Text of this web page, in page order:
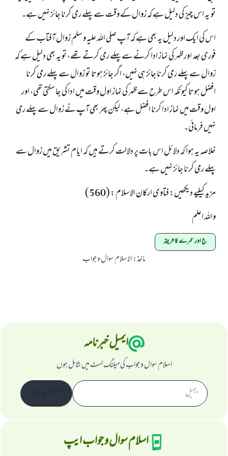
تو یہ اس چیز کی دلیل ہے کہ زوال کے وقت سے پہلے رمی کرنا جائز نہیں ہے۔
اس کی ایک اور دلیل یہ بھی ہے کہ آپ صلی اللہ علیہ و سلم زوال آفتاب کے
فوری بعد اور ظہر کی نماز ادا کرنے سے پہلے رمی کرتے تھے، تو یہ بھی دلیل ہے کہ
زوال سے پہلے رمی کرنا جائز ہی نہیں، اگر جائز ہوتا تو زوال سے پہلے رمی کرنا
افضل ہوتا کیونکہ اس طرح سے ظہر کی نماز اول وقت میں ادا کی جا سکتی تھی، اور
اول وقت میں نماز ادا کرنا افضل ہے، لیکن پھر بھی آپ نے زوال سے پہلے رمی
نہیں فرمائی۔
خلاصہ یہ ہوا کہ دلائل اس بات پر دلالت کرتے ہیں کہ ایام تشریق میں زوال سے
پہلے رمی کرنا جائز نہیں ہے۔
مزید کیلیے دیکھیں: فتاوی ارکان الاسلام : (560)
واللہ اعلم
حج اور عمرے کا طریقہ
ماخذ:الاسلام سوال و جواب
ایمیل خبرنامہ
اسلام سوال و جواب کی میلنگ لسٹ میں شامل ہوں
اسلام سوال و جواب ایپ